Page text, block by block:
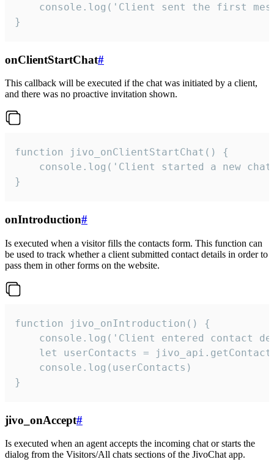
console.log('Client sent the first
}
onClientStartChat#
This callback will be executed if the chat was initiated by a client,
and there was no proactive invitation shown.
function jivo_onClientStartChat() {
console.log('Client started a new
}
onIntroduction#
Is executed when a visitor fills the contacts form. This function can
be used to track whether a client submitted contact details in order to
pass them in other forms on the website.
function jivo_onIntroduction() {
console.log('Client entered contact
let userContacts =
    console.log(userContacts)
}
jivo_onAccept#
Is executed when an agent accepts the incoming chat or starts the
dialog from the Visitors/All chats sections of the JivoChat app.